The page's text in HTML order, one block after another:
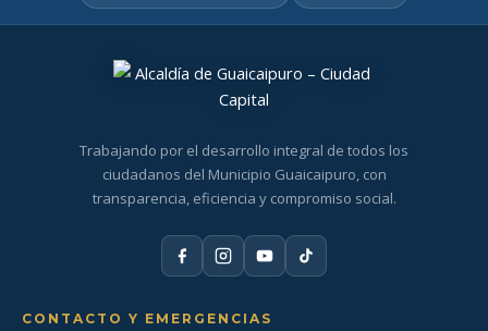
Trabajando por el desarrollo integral de todos los
ciudadanos del Municipio Guaicaipuro, con
transparencia, eficiencia y compromiso social.
CONTACTO Y EMERGENCIAS